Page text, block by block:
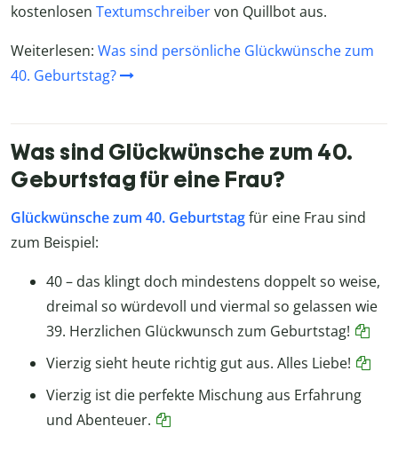
kostenlosen Textumschreibervon Quillbot aus.
Weiterlesen: Was sind persönliche Glückwünsche zum
40. Geburtstag?
Was sind Glückwünsche zum 40.
Geburtstag für eine Frau?
Glückwünsche zum 40. Geburtstagfür eine Frau sind
zum Beispiel:
40 – das klingt doch mindestens doppelt so weise,
dreimal so würdevoll und viermal so gelassen wie
39. Herzlichen Glückwunsch zum Geburtstag!
Vierzig sieht heute richtig gut aus. Alles Liebe!
Vierzig ist die perfekte Mischung aus Erfahrung
und Abenteuer.